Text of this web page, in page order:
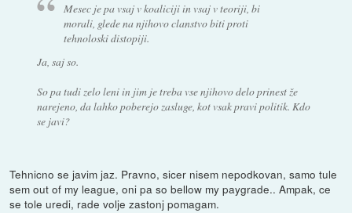
Mesec je pa vsaj v koaliciji in vsaj v teoriji, bi
morali, glede na njihovo clanstvo biti proti
tehnoloski distopiji.
Ja, saj so.
So pa tudi zelo leni in jim je treba vse njihovo delo prinest že
narejeno, da lahko poberejo zasluge, kot vsak pravi politik. Kdo
se javi?
Tehnicno se javim jaz. Pravno, sicer nisem nepodkovan, samo tule
sem out of my league, oni pa so bellow my paygrade.. Ampak, ce
se tole uredi, rade volje zastonj pomagam.